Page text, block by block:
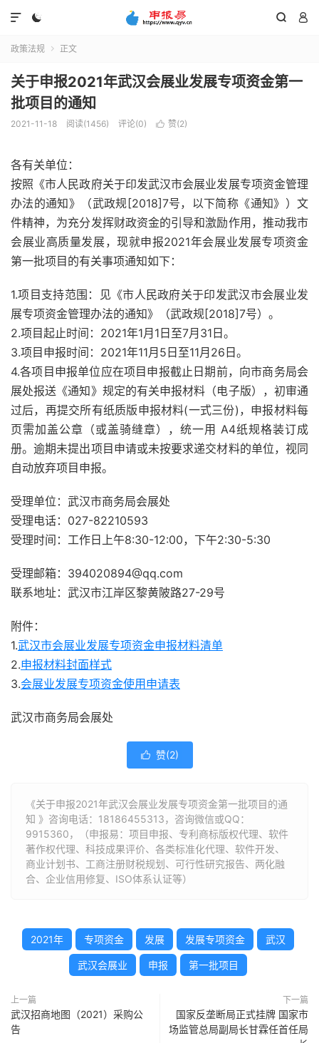
  

政策法规  正文
关于申报2021年武汉会展业发展专项资金第一
批项目的通知
2021-11-18 阅读(1456) 评论(0)  赞(2)
各有关单位：
按照《市人民政府关于印发武汉市会展业发展专项资金管理
办法的通知》（武政规[2018]7号，以下简称《通知》）文
件精神，为充分发挥财政资金的引导和激励作用，推动我市
会展业高质量发展，现就申报2021年会展业发展专项资金
第一批项目的有关事项通知如下：
1.项目支持范围：见《市人民政府关于印发武汉市会展业发
展专项资金管理办法的通知》（武政规[2018]7号）。
2.项目起止时间：2021年1月1日至7月31日。
3.项目申报时间：2021年11月5日至11月26日。
4.各项目申报单位应在项目申报截止日期前，向市商务局会
展处报送《通知》规定的有关申报材料（电子版），初审通
过后，再提交所有纸质版申报材料(一式三份)，申报材料每
页需加盖公章（或盖骑缝章），统一用 A4纸规格装订成
册。逾期未提出项目申请或未按要求递交材料的单位，视同
自动放弃项目申报。
受理单位：武汉市商务局会展处
受理电话：027-82210593
受理时间：工作日上午8:30-12:00，下午2:30-5:30
受理邮箱：394020894@qq.com
联系地址：武汉市江岸区黎黄陂路27-29号
附件：
1.武汉市会展业发展专项资金申报材料清单
2.申报材料封面样式
3.会展业发展专项资金使用申请表
武汉市商务局会展处
 赞(2)
《关于申报2021年武汉会展业发展专项资金第一批项目的通
知 》咨询电话： 18186455313，咨询微信或QQ：
9915360，（申报易：项目申报、专利商标版权代理、软件
著作权代理、科技成果评价、各类标准化代理、软件开发、
商业计划书、工商注册财税规划、可行性研究报告、两化融
合、企业信用修复、ISO体系认证等）
2021年 专项资金 发展 发展专项资金 武汉
武汉会展业 申报 第一批项目
上一篇
武汉招商地图（2021）采购公
告
下一篇
国家反垄断局正式挂牌 国家市
场监管总局副局长甘霖任首任局